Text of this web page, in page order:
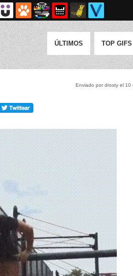
ÚLTIMOS TOP GIFS
Enviado por drosty el 10